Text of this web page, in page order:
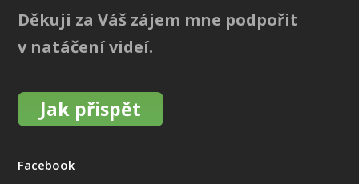
Děkuji za Váš zájem mne podpořit
v natáčení videí.
Jak přispět
Facebook